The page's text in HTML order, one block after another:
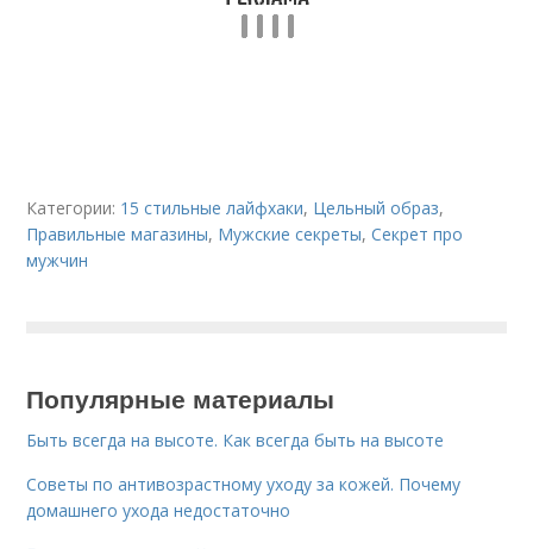
Категории: 15 стильные лайфхаки, Цельный образ,
Правильные магазины, Мужские секреты,Секрет про
мужчин
Популярные материалы
Быть всегда на высоте. Как всегда быть на высоте
Советы по антивозрастному уходу за кожей. Почему
домашнего ухода недостаточно